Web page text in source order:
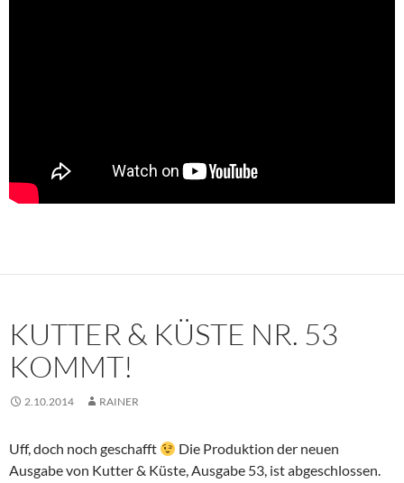
KUTTER & KÜSTE NR. 53
KOMMT!
2.10.2014 RAINER
Uff, doch noch geschafft
Die Produktion der neuen
Ausgabe von Kutter & Küste, Ausgabe 53, ist abgeschlossen.